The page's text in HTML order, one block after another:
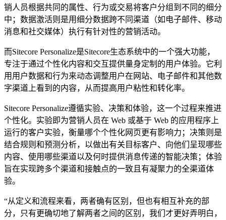
销人员根据共同的属性、行为或交易将客户分组到不同的细分
中；数据激活则是用细分数据跨不同渠道（如电子邮件、移动
消息和社交媒体）执行有针对性的营销活动。
而Sitecore Personalize是Sitecore生态系统中的一个强大功能，
专注于通过个性化内容和交互提供量身定制的用户体验。它利
用用户数据和行为来动态调整用户在网站、电子邮件和其他数
字渠道上看到的内容，从而提高用户粘性和转化率。
Sitecore Personalize遵循实验、决策和体验，这一个过程来推进
个性化。实验即为营销人员在 Web 或基于 Web 的应用程序上
运行的客户实验，衡量哪个个性化网页更有影响力；决策则是
结合规则和预测分析，以做出有关目标客户、向他们呈现哪些
内容、使用哪些渠道以及何时提供消息传递的智能决策；体验
旨在实现跨多个渠道和接触点的一致且有凝聚力的全渠道体
验。
“从定义和流程来看，两者确有区别，但也有相互补充的部
分，只有更确切地了解两者之间的区别，我们才更好弄明白，